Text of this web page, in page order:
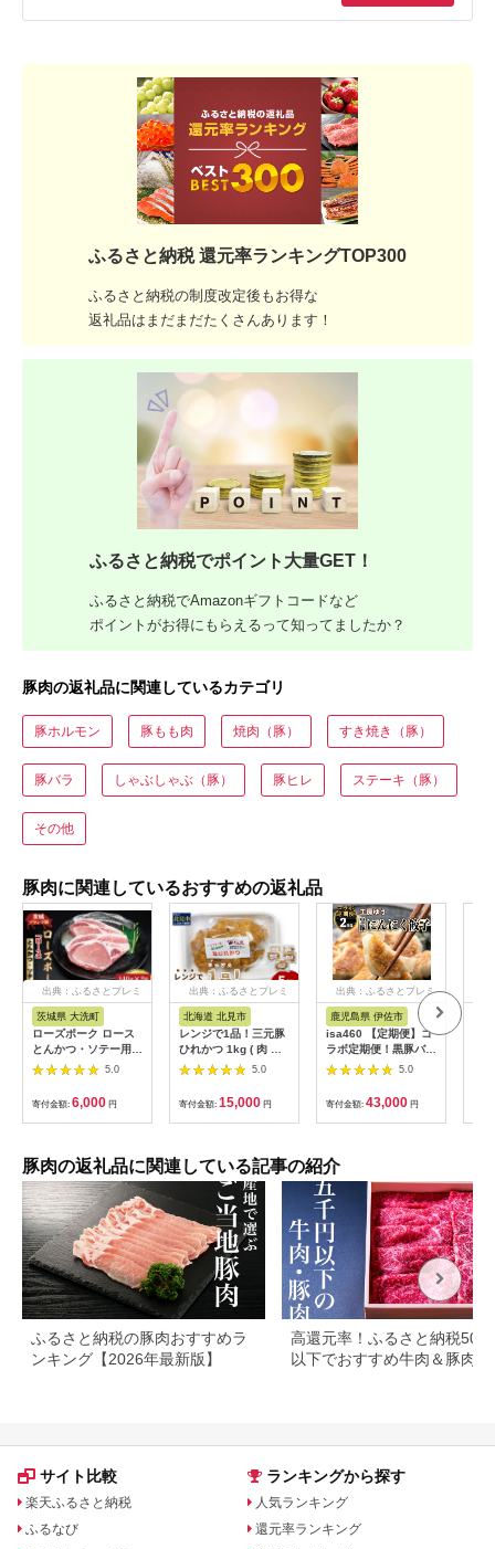
ふるさと納税 還元率ランキングTOP300
ふるさと納税の制度改定後もお得な
返礼品はまだまだたくさんあります！
ふるさと納税でポイント大量GET！
ふるさと納税でAmazonギフトコードなど
ポイントがお得にもらえるって知ってましたか？
豚肉の返礼品に関連しているカテゴリ
豚ホルモン 豚もも肉 焼肉（豚） すき焼き（豚）
豚バラ しゃぶしゃぶ（豚） 豚ヒレ ステーキ（豚）
その他
豚肉に関連しているおすすめの返礼品
出典：ふるさとプレミ
茨城県 大洗町
ローズポーク ロース
とんかつ・ソテー用
約280g (140g×2枚) (
茨城県共通返礼品・茨
城県産 ) ブランド豚
茨城 国産 豚肉 冷凍
とんかつ ソテー
5.0
寄付金額: 6,000 円
出典：ふるさとプレミ
北海道 北見市
レンジで1品！三元豚
ひれかつ 1kg ( 肉 豚
肉 ヒレ 揚げ物 総菜
冷凍 簡単調理 )【136-
5.0
寄付金額: 15,000 円
出典：ふるさとプレミ
アム
鹿児島県 伊佐市
isa460 【定期便】コ
ラボ定期便！黒豚バラ
エティー定期便 (全3
回) 定期便 コラボ定期
便 黒豚 豚 ぶた ロー
ス バラ スライス 生餃
子 冷凍食品 おつまみ
キョーミート株式会
社・工房ゆう】
5.0
寄付金額: 43,000 円
豚肉の返礼品に関連している記事の紹介
ふるさと納税の豚肉おすすめラ
ンキング【2026年最新版】
高還元率！ふるさと納税
以下でおすすめ牛肉＆豚肉ラ
サイト比較
楽天ふるさと納税
ふるなび
ランキングから探す
人気ランキング
還元率ランキング